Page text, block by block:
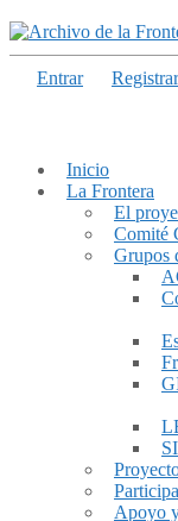
Inicio
La Frontera
El
Comité
Grupos
Apoyo
Entrar